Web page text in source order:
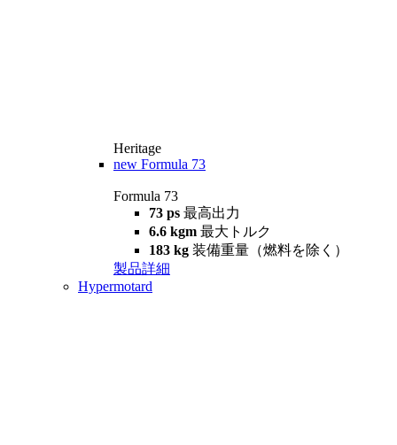
Heritage
new Formula 73
Formula 73
73 ps 最高出力
6.6 kgm 最大トルク
183 kg 装備重量（燃料を除く）
製品詳細
Hypermotard